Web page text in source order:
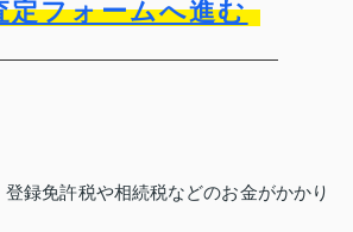
定フォームへ進む
録免許税や相続税などのお金がかかり